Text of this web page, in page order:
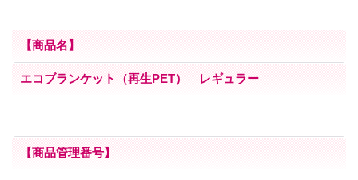
【商品名】
エコブランケット（再生PET） レギュラー
【商品管理番号】